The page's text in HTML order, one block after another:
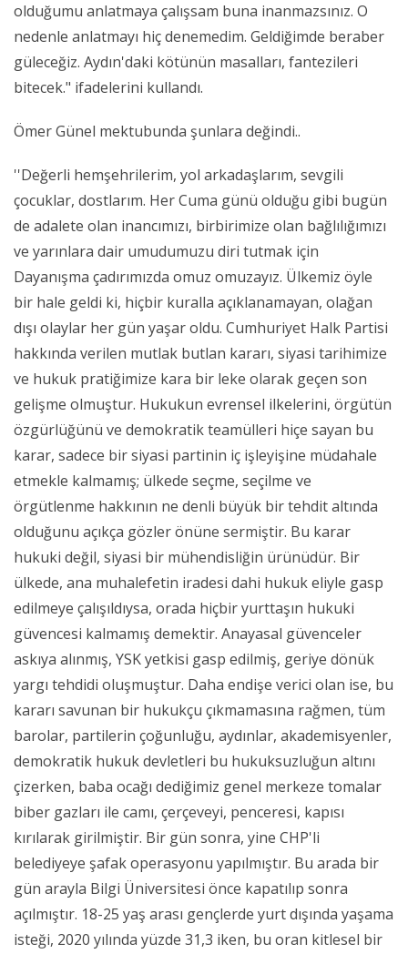
olduğumu anlatmaya çalışsam buna inanmazsınız. O
nedenle anlatmayı hiç denemedim. Geldiğimde beraber
güleceğiz. Aydın'daki kötünün masalları, fantezileri
bitecek." ifadelerini kullandı.
Ömer Günel mektubunda şunlara değindi..
''Değerli hemşehrilerim, yol arkadaşlarım, sevgili
çocuklar, dostlarım. Her Cuma günü olduğu gibi bugün
de adalete olan inancımızı, birbirimize olan bağlılığımızı
ve yarınlara dair umudumuzu diri tutmak için
Dayanışma çadırımızda omuz omuzayız. Ülkemiz öyle
bir hale geldi ki, hiçbir kuralla açıklanamayan, olağan
dışı olaylar her gün yaşar oldu. Cumhuriyet Halk Partisi
hakkında verilen mutlak butlan kararı, siyasi tarihimize
ve hukuk pratiğimize kara bir leke olarak geçen son
gelişme olmuştur. Hukukun evrensel ilkelerini, örgütün
özgürlüğünü ve demokratik teamülleri hiçe sayan bu
karar, sadece bir siyasi partinin iç işleyişine müdahale
etmekle kalmamış; ülkede seçme, seçilme ve
örgütlenme hakkının ne denli büyük bir tehdit altında
olduğunu açıkça gözler önüne sermiştir. Bu karar
hukuki değil, siyasi bir mühendisliğin ürünüdür. Bir
ülkede, ana muhalefetin iradesi dahi hukuk eliyle gasp
edilmeye çalışıldıysa, orada hiçbir yurttaşın hukuki
güvencesi kalmamış demektir. Anayasal güvenceler
askıya alınmış, YSK yetkisi gasp edilmiş, geriye dönük
yargı tehdidi oluşmuştur. Daha endişe verici olan ise, bu
kararı savunan bir hukukçu çıkmamasına rağmen, tüm
barolar, partilerin çoğunluğu, aydınlar, akademisyenler,
demokratik hukuk devletleri bu hukuksuzluğun altını
çizerken, baba ocağı dediğimiz genel merkeze tomalar
biber gazları ile camı, çerçeveyi, penceresi, kapısı
kırılarak girilmiştir. Bir gün sonra, yine CHP'li
belediyeye şafak operasyonu yapılmıştır. Bu arada bir
gün arayla Bilgi Üniversitesi önce kapatılıp sonra
açılmıştır. 18-25 yaş arası gençlerde yurt dışında yaşama
isteği, 2020 yılında yüzde 31,3 iken, bu oran kitlesel bir